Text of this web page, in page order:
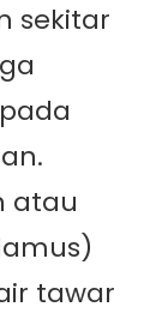
sekitar
atau
tawar